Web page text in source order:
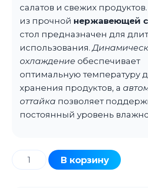
салатов и свежих
из прочной нержавеющей
стол предназначен для
использования.
охлаждение обеспечивает
оптимальную температуру
хранения продуктов, а
оттайка позволяет
постоянный уровень
Количество
товара
В корзину